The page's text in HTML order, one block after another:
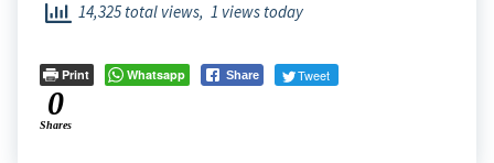
14,325 total views, 1 views today
Print Whatsapp Share Tweet
0
Shares